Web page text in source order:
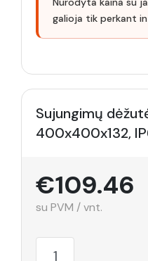
galioja tik perkant
Sujungimų
400x400x132,
€109.46
su PVM / vnt.